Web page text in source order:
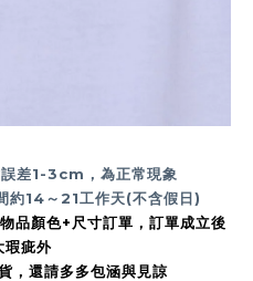
差1-3cm，為正常現象
約14～21工作天(不含假日)
品顏色+尺寸訂單，訂單成立後
瑕疵外
，還請多多包涵與見諒